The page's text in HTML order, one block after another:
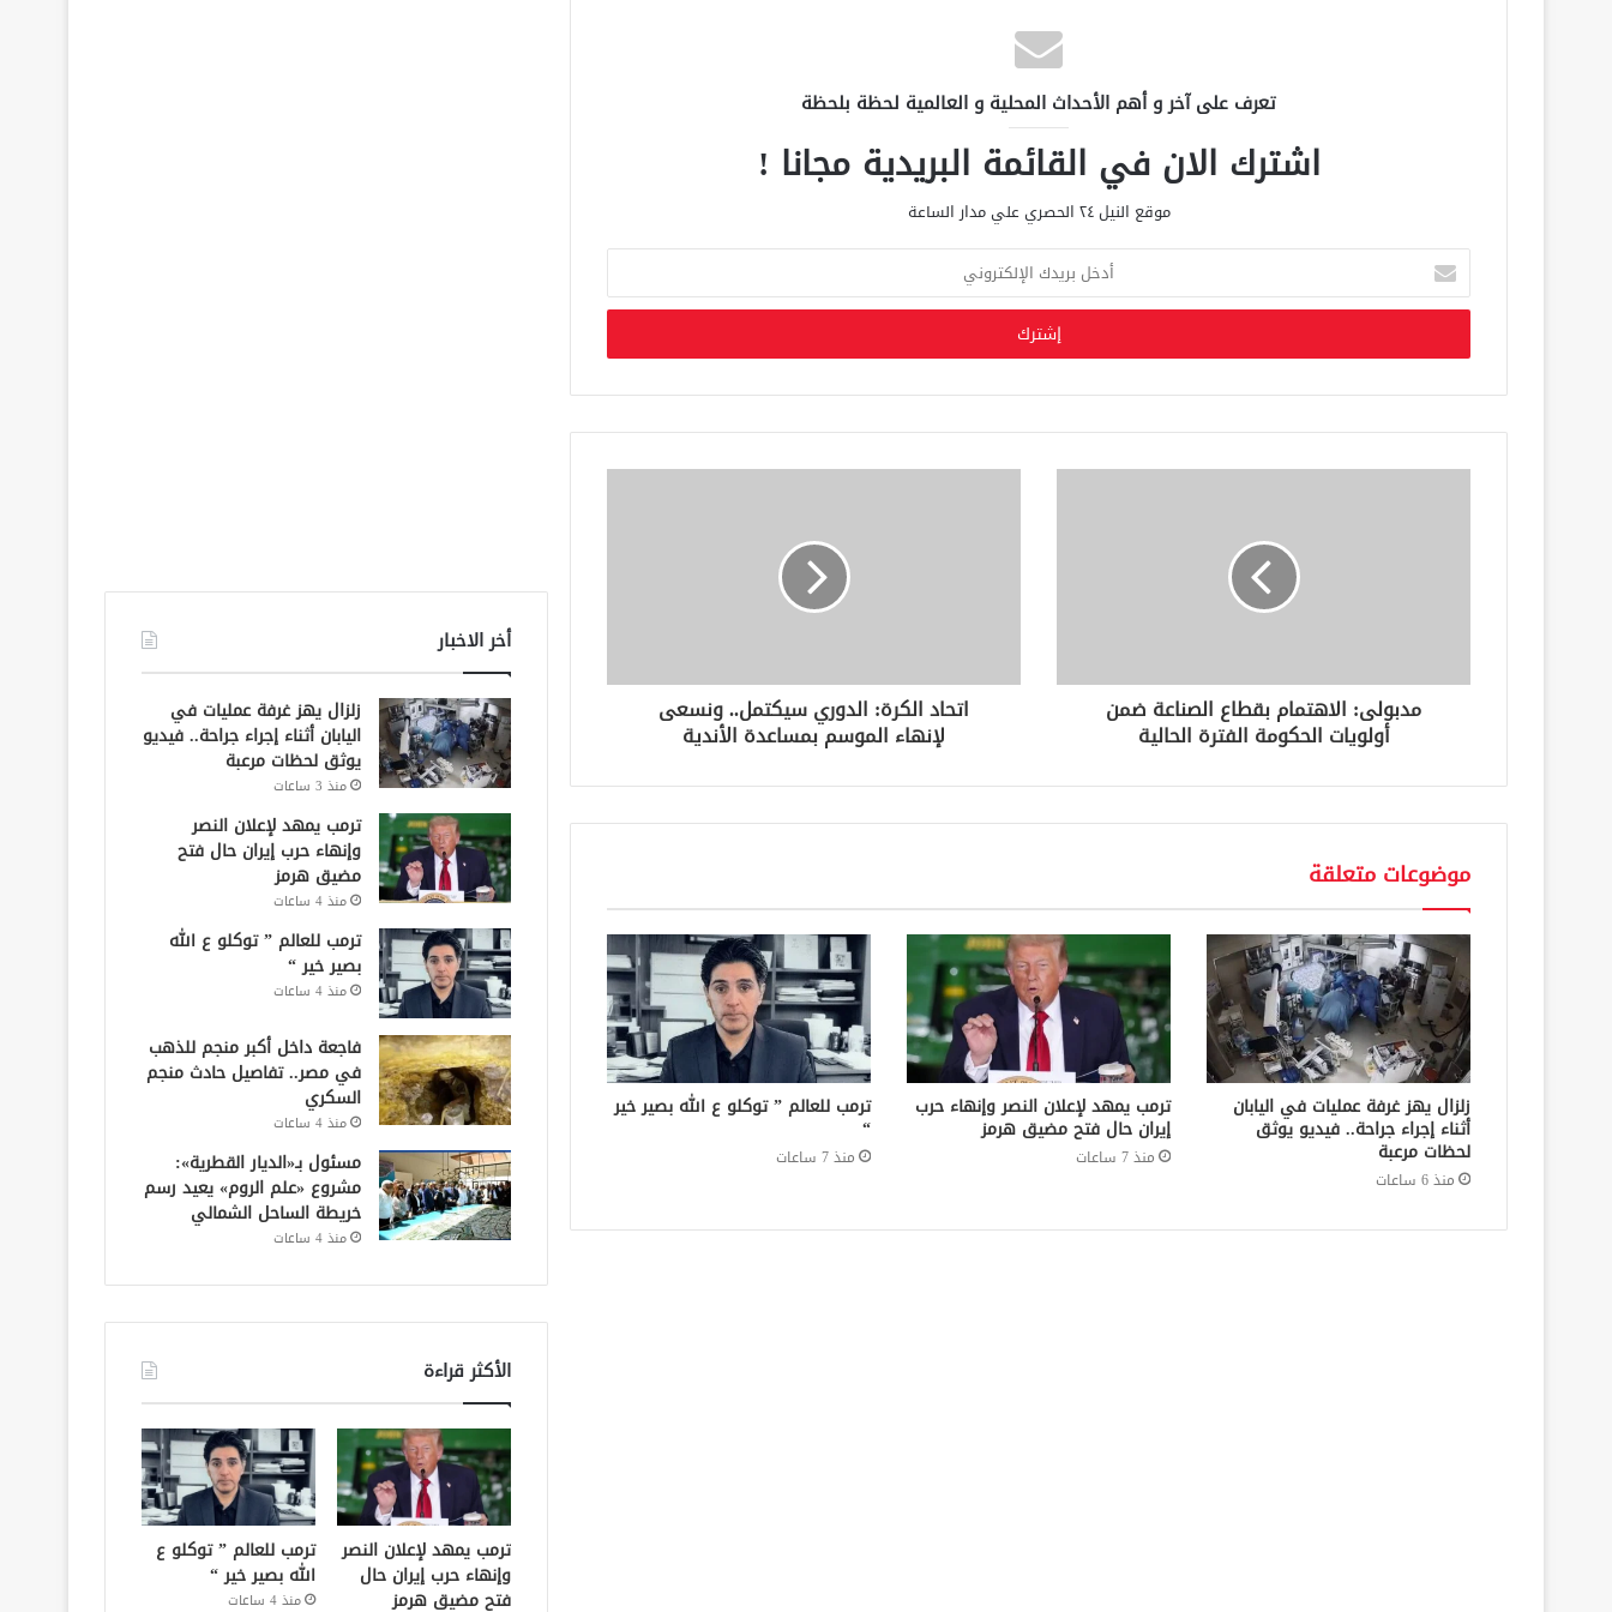
تعرف على آخر و أهم الأحداث المحلية و العالمية لحظة بلحظة
اشترك الان في القائمة البريدية مجانا !
موقع النيل ٢٤ الحصري علي مدار الساعة
خ
ب
د
ك
ن
مدبولى: الاهتمام بقطاع الصناعة ضمن
أولويات الحكومة الفترة الحالية
اتحاد الكرة: الدوري سيكتمل.. ونسعى
لإنهاء الموسم بمساعدة الأندية
موضوعات متعلقة
زلزال يهز غرفة عمليات في اليابان
أثناء إجراء جراحة.. فيديو يوثق
لحظات مرعبة
منذ 6 ساعات
ترمب يمهد لإعلان النصر وإنهاء حرب
إيران حال فتح مضيق هرمز
منذ 7 ساعات
ترمب للعالم ” توكلو ع الله بصير خير
“
منذ 7 ساعات
أخر الاخبار
زلزال يهز غرفة عمليات في
اليابان أثناء إجراء جراحة.. فيديو
يوثق لحظات مرعبة
منذ 3 ساعات
ترمب يمهد لإعلان النصر
وإنهاء حرب إيران حال فتح
مضيق هرمز
منذ 4 ساعات
ترمب للعالم ” توكلو ع الله
بصير خير “
منذ 4 ساعات
فاجعة داخل أكبر منجم للذهب
في مصر.. تفاصيل حادث منجم
السكري
منذ 4 ساعات
مسئول بـ«الديار القطرية»:
مشروع «علم الروم» يعيد رسم
خريطة الساحل الشمالي
منذ 4 ساعات
الأكثر قراءة
ترمب يمهد لإعلان النصر
وإنهاء حرب إيران حال
فتح مضيق هرمز
ترمب للعالم ” توكلو ع
الله بصير خير “
منذ 4 ساعات